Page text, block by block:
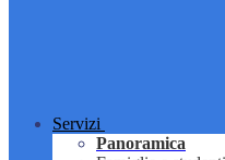
Servizi
Panoramica